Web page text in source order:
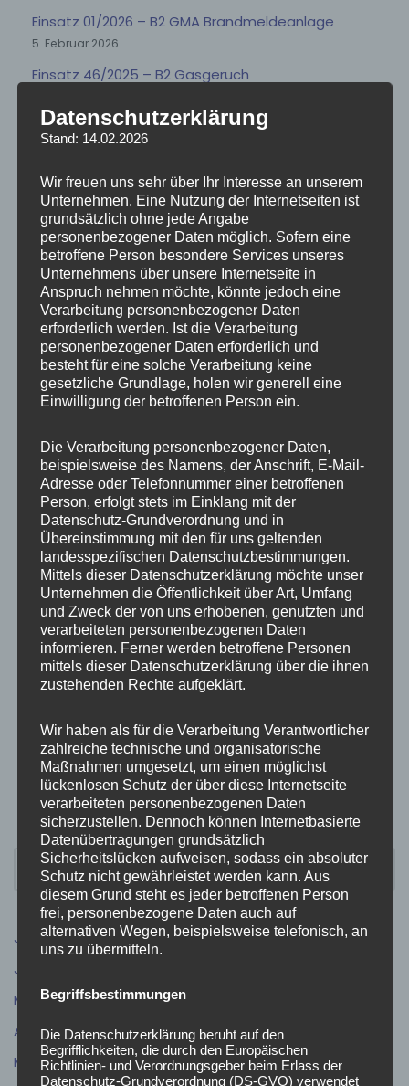
Einsatz 01/2026 – B2 GMA Brandmeldeanlage
5. Februar 2026
Einsatz 46/2025 – B2 Gasgeruch
Einsatz 45/2025 – B2 GMA Brandmeldeanlage
Einsatz 44/2025 – H0 Ölspur
10. Dezember 2025
Einsatz 43/2025 – H0 Ölspur
26. November 2025
Einsatz 42/2025 – B1 Rauchentwicklung Freigelände
26. November 2025
Einsatz 41/2025 – H1 Verkehrsunfall ohne
eingeklemmte Person
26. November 2025
Einsatz 40/2025 – H0 Ölspur
Einsatz 39/2025 – B1 Papierkorb brennt
16. November 2025
Einsatz 38/2025 – H1 Kraftstoffaustritt >10l
2. November 2025
Einsatz 37/2025 – B2 GMA Brandmeldeanlage
24. Oktober 2025
Einsatz 36/2025 – B4 Werkstattbrand
16. Oktober 2025
Einsatz 35/2025 – H0 Ölspur
Einsatz 34/2025 – B2 GMA Brandmeldeanlage
2. Oktober 2025
Juli 2026(9)
Juni 2026
Mai 2026(4)
April 2026(5)
März 2026(3)
Datenschutzerklärung
Stand: 14.02.2026
Wir freuen uns sehr über Ihr Interesse an unserem
Unternehmen. Eine Nutzung der Internetseiten ist
grundsätzlich ohne jede Angabe
personenbezogener Daten möglich. Sofern eine
betroffene Person besondere Services unseres
Unternehmens über unsere Internetseite in
Anspruch nehmen möchte, könnte jedoch eine
Verarbeitung personenbezogener Daten
erforderlich werden. Ist die Verarbeitung
personenbezogener Daten erforderlich und
besteht für eine solche Verarbeitung keine
gesetzliche Grundlage, holen wir generell eine
Einwilligung der betroffenen Person ein.
Die Verarbeitung personenbezogener Daten,
beispielsweise des Namens, der Anschrift, E-Mail-
Adresse oder Telefonnummer einer betroffenen
Person, erfolgt stets im Einklang mit der
Datenschutz-Grundverordnung und in
Übereinstimmung mit den für uns geltenden
landesspezifischen Datenschutzbestimmungen.
Mittels dieser Datenschutzerklärung möchte unser
Unternehmen die Öffentlichkeit über Art, Umfang
und Zweck der von uns erhobenen, genutzten und
verarbeiteten personenbezogenen Daten
informieren. Ferner werden betroffene Personen
mittels dieser Datenschutzerklärung über die ihnen
zustehenden Rechte aufgeklärt.
Wir haben als für die Verarbeitung Verantwortlicher
zahlreiche technische und organisatorische
Maßnahmen umgesetzt, um einen möglichst
lückenlosen Schutz der über diese Internetseite
verarbeiteten personenbezogenen Daten
sicherzustellen. Dennoch können Internetbasierte
Datenübertragungen grundsätzlich
Sicherheitslücken aufweisen, sodass ein absoluter
Schutz nicht gewährleistet werden kann. Aus
diesem Grund steht es jeder betroffenen Person
frei, personenbezogene Daten auch auf
alternativen Wegen, beispielsweise telefonisch, an
uns zu übermitteln.
Begriffsbestimmungen
Die Datenschutzerklärung beruht auf den
Begrifflichkeiten, die durch den Europäischen
Richtlinien- und Verordnungsgeber beim Erlass der
Datenschutz-Grundverordnung (DS-GVO) verwendet